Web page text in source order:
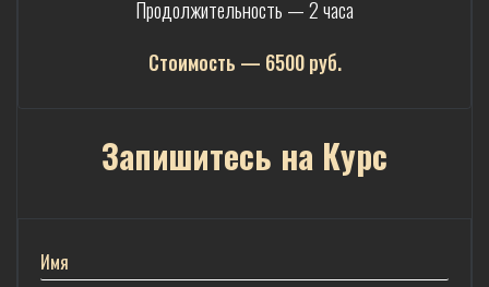
Продолжительность — 2 часа
Стоимость — 6500 руб.
Запишитесь на Курс